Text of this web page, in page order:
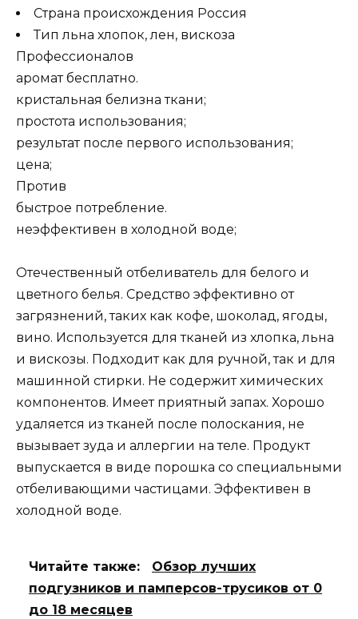
Страна происхождения Россия
Тип льна хлопок, лен, вискоза
Профессионалов
аромат бесплатно.
кристальная белизна ткани;
простота использования;
результат после первого использования;
цена;
Против
быстрое потребление.
неэффективен в холодной воде;
Отечественный отбеливатель для белого и
цветного белья. Средство эффективно от
загрязнений, таких как кофе, шоколад, ягоды,
вино. Используется для тканей из хлопка, льна
и вискозы. Подходит как для ручной, так и для
машинной стирки. Не содержит химических
компонентов. Имеет приятный запах. Хорошо
удаляется из тканей после полоскания, не
вызывает зуда и аллергии на теле. Продукт
выпускается в виде порошка со специальными
отбеливающими частицами. Эффективен в
холодной воде.
Читайте также:
Обзор лучших
подгузников и памперсов-трусиков от 0
до 18 месяцев